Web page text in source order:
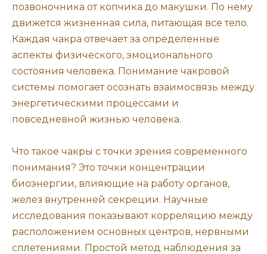
позвоночника от копчика до макушки. По нему
движется жизненная сила, питающая все тело.
Каждая чакра отвечает за определенные
аспекты физического, эмоционального
состояния человека. Понимание чакровой
системы помогает осознать взаимосвязь между
энергетическими процессами и
повседневной жизнью человека.
Что такое чакры с точки зрения современного
понимания? Это точки концентрации
биоэнергии, влияющие на работу органов,
желез внутренней секреции. Научные
исследования показывают корреляцию между
расположением основных центров, нервными
сплетениями. Простой метод наблюдения за